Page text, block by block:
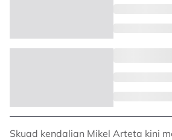
Skuad kendalian Mikel Arteta kini